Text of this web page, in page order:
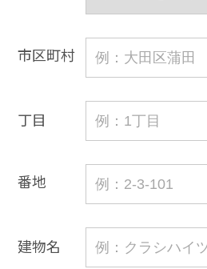
市区町村
丁目
番地
建物名